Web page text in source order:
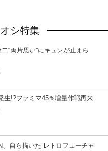
シ特集
“両片思い”にキュンが止まら
生!?ファミマ45％増量作戦再来
自ら描いた”レトロフューチャ